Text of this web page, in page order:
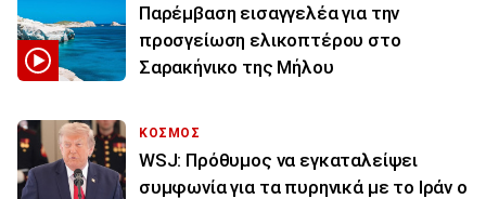
Παρέμβαση εισαγγελέα για την
προσγείωση ελικοπτέρου στο
Σαρακήνικο της Μήλου
ΚΟΣΜΟΣ
WSJ: Πρόθυμος να εγκαταλείψει
συμφωνία για τα πυρηνικά με το Ιράν ο